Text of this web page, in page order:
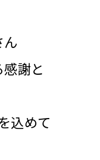
ん
謝と
込めて